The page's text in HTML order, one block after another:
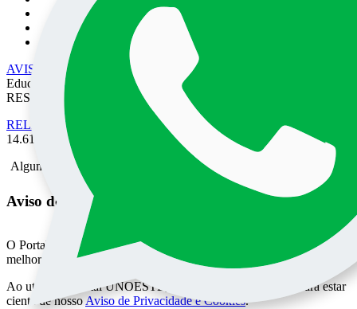
AVISO DE PRIVACIDADE
• EPEC - Empresa Prudentina de
Educação e Cultura SA/UNOESTE. TODOS OS DIREITOS
RESERVADOS
RELATÓRIO DE TRANSPARÊNCIA SALARIAL
- Lei nº
14.611 de 03 de Julho de 2023.
Alguma mensagem
Aviso de Privacidade do Portal UNOESTE
O Portal UNOESTE usa cookies para oferecer aos usuários uma
melhor experiência de acesso aos conteúdos e serviços oferecidos.
Ao utilizar o Portal UNOESTE, você pode consultar e declara estar
ciente de nossoAviso de Privacidade e Cookies.